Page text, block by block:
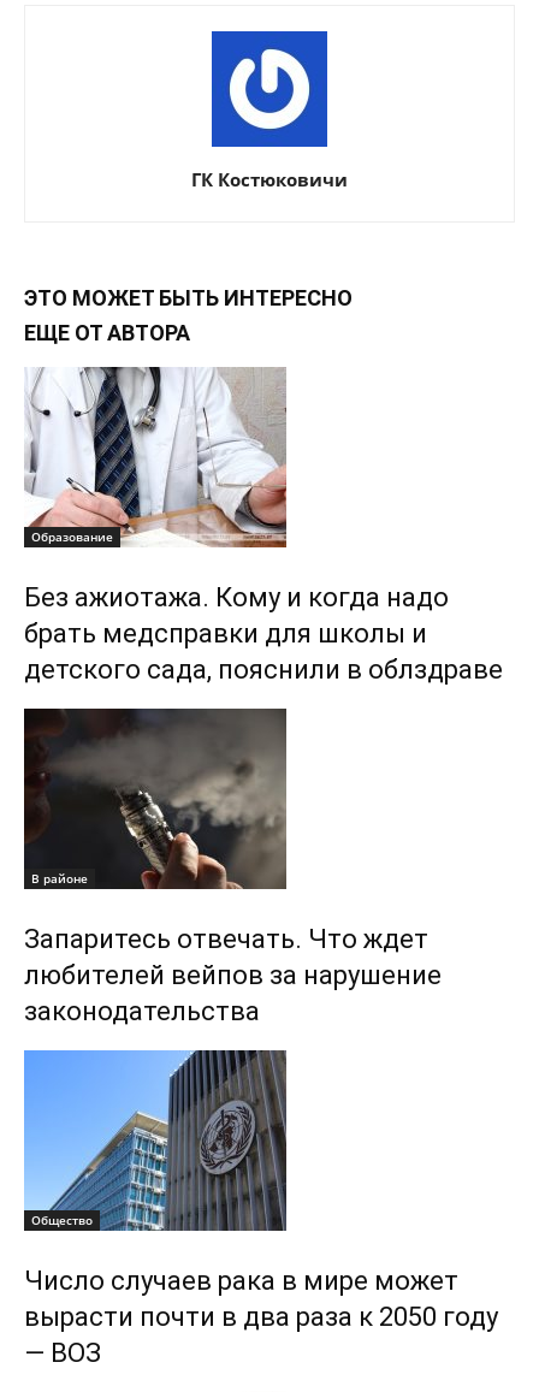
ГК Костюковичи
ЭТО МОЖЕТ БЫТЬ ИНТЕРЕСНО
ЕЩЕ ОТ АВТОРА
Образование
Без ажиотажа. Кому и когда надо
брать медсправки для школы и
детского сада, пояснили в облздраве
В районе
Запаритесь отвечать. Что ждет
любителей вейпов за нарушение
законодательства
Общество
Число случаев рака в мире может
вырасти почти в два раза к 2050 году
— ВОЗ